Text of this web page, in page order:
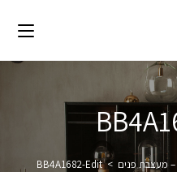
– מעצבת פנים >
BB4A1682-Edit